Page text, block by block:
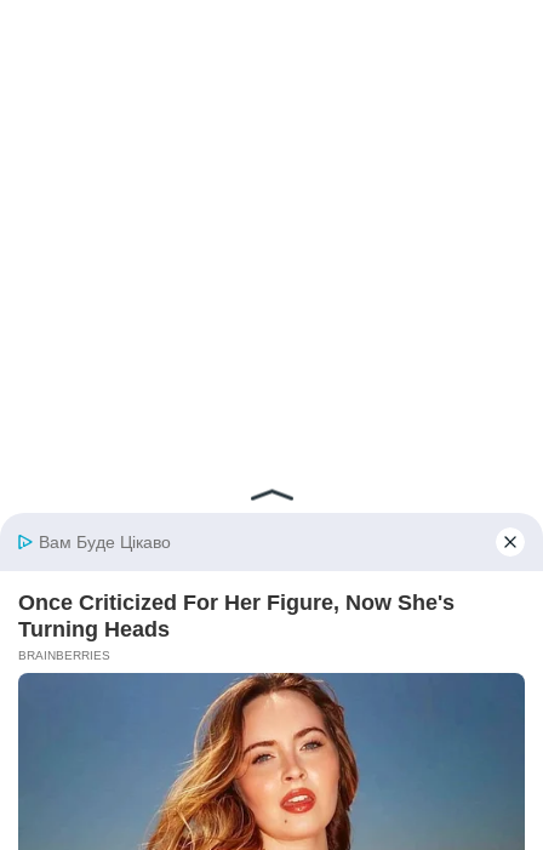
© 2026 iBilingua
Політика конфіденційності та умови користування
сайтом (Privacy Policy)